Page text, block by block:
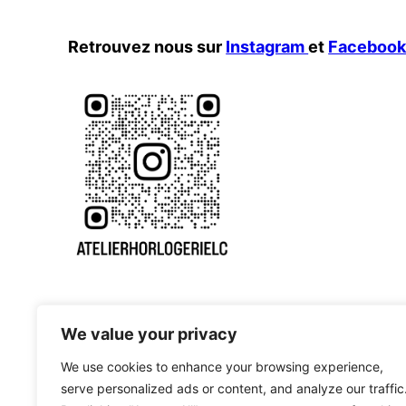
We value your privacy
We use cookies to enhance your browsing experience,
serve personalized ads or content, and analyze our
Retrouvez nous sur Instagramet Facebook